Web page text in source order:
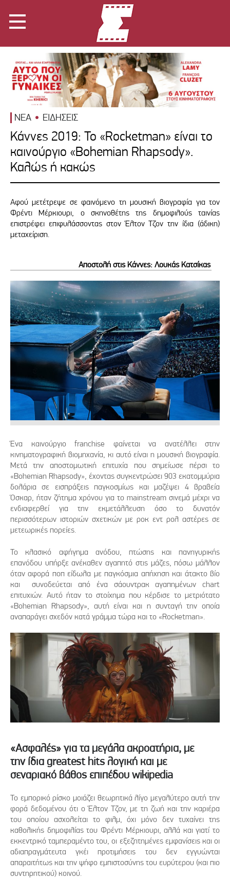
ΝΕΑ ΕΙΔΗΣΕΙΣ
Κάννες 2019: Το «Rocketman» είναι το
καινούργιο «Bohemian Rhapsody».
Καλώς ή κακώς
Αφού μετέτρεψε σε φαινόμενο τη μουσική βιογραφία για τον
Φρέντι Μέρκιουρι, ο σκηνοθέτης της δημοφιλούς ταινίας
επιστρέφει επιφυλάσσοντας στον Έλτον Τζον την ίδια (άδικη)
μεταχείριση.
Αποστολή στις Κάννες: Λουκάς Κατσίκας
Ένα καινούργιο franchise φαίνεται να ανατέλλει στην
κινηματογραφική βιομηχανία, κι αυτό είναι η μουσική βιογραφία.
Μετά την αποστομωτική επιτυχία που σημείωσε πέρσι το
«Bohemian Rhapsody», έχοντας συγκεντρώσει 903 εκατομμύρια
δολάρια σε εισπράξεις παγκοσμίως και μαζέψει 4 βραβεία
Όσκαρ, ήταν ζήτημα χρόνου για το mainstream σινεμά μέχρι να
ενδιαφερθεί για την εκμετάλλευση όσο το δυνατόν
περισσότερων ιστοριών σχετικών με ροκ εντ ρολ αστέρες σε
μετεωρικές πορείες.
Το κλασικό αφήγημα ανόδου, πτώσης και πανηγυρικής
επανόδου υπήρξε ανέκαθεν αγαπητό στις μάζες, πόσω μάλλον
όταν αφορά ποπ είδωλα με παγκόσμια απήχηση και άτακτο βίο
και συνοδεύεται από ένα σάουντρακ αγαπημένων chart
επιτυχιών. Αυτό ήταν το στοίχημα που κέρδισε το μετριότατο
«Bohemian Rhapsody», αυτή είναι και η συνταγή την οποία
αναπαράγει σχεδόν κατά γράμμα τώρα και το «Rocketman».
«Ασφαλές» για τα μεγάλα ακροατήρια, με
την ίδια greatest hits λογική και με
σεναριακό βάθος επιπέδου wikipedia
Το εμπορικό ρίσκο μοιάζει θεωρητικά λίγο μεγαλύτερο αυτή την
φορά δεδομένου ότι ο Έλτον Τζον, με τη ζωή και την καριέρα
του οποίου ασχολείται το φιλμ, όχι μόνο δεν τυχαίνει της
καθολικής δημοφιλίας του Φρέντι Μέρκιουρι, αλλά και γιατί το
εκκεντρικό ταμπεραμέντο του, οι εξεζητημένες εμφανίσεις και οι
αδιαπραγμάτευτα γκέι προτιμήσεις του δεν εγγυώνται
απαραιτήτως και την ψήφο εμπιστοσύνης του ευρύτερου (και πιο
συντηρητικού) κοινού.